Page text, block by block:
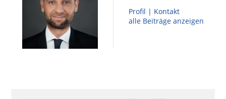
Profil | Kontakt
alle Beiträge anzeigen